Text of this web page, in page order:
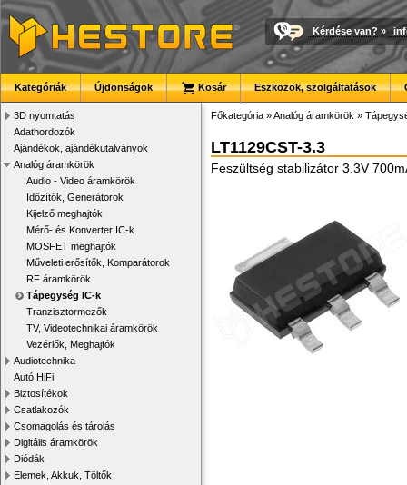
Kérdése van? »
Kategóriák Újdonságok Kosár Eszközök, szolgáltatások
3D nyomtatás
Adathordozók
Ajándékok, ajándékutalványok
Analóg áramkörök
Audio - Video áramkörök
Időzítők, Generátorok
Kijelző meghajtók
Mérő- és Konverter IC-k
MOSFET meghajtók
Műveleti erősítők, Komparátorok
RF áramkörök
Tápegység IC-k
Tranzisztormezők
TV, Videotechnikai áramkörök
Vezérlők, Meghajtók
Audiotechnika
Autó HiFi
Biztosítékok
Csatlakozók
Csomagolás és tárolás
Digitális áramkörök
Diódák
Elemek, Akkuk, Töltők
Főkategória »Analóg áramkörök »
LT1129CST-3.3
Feszültség stabilizátor 3.3V